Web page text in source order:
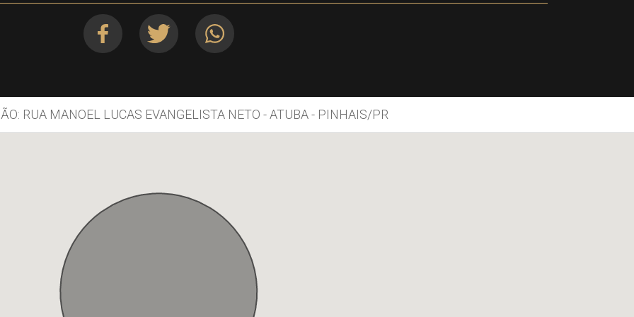
RUA MANOEL LUCAS EVANGELISTA NETO - ATUBA - PINHAIS/PR